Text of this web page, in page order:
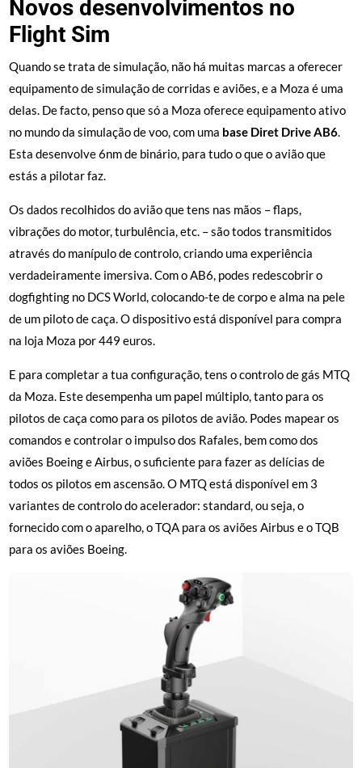
Novos desenvolvimentos no
Flight Sim
Quando se trata de simulação, não há muitas marcas a oferecer
equipamento de simulação de corridas e aviões, e a Moza é uma
delas. De facto, penso que só a Moza oferece equipamento ativo
no mundo da simulação de voo, com uma base Diret Drive AB6.
Esta desenvolve 6nm de binário, para tudo o que o avião que
estás a pilotar faz.
Os dados recolhidos do avião que tens nas mãos – flaps,
vibrações do motor, turbulência, etc. – são todos transmitidos
através do manípulo de controlo, criando uma experiência
verdadeiramente imersiva. Com o AB6, podes redescobrir o
dogfighting no DCS World, colocando-te de corpo e alma na pele
de um piloto de caça. O dispositivo está disponível para compra
na loja Moza por 449 euros.
E para completar a tua configuração, tens o controlo de gás MTQ
da Moza. Este desempenha um papel múltiplo, tanto para os
pilotos de caça como para os pilotos de avião. Podes mapear os
comandos e controlar o impulso dos Rafales, bem como dos
aviões Boeing e Airbus, o suficiente para fazer as delícias de
todos os pilotos em ascensão. O MTQ está disponível em 3
variantes de controlo do acelerador: standard, ou seja, o
fornecido com o aparelho, o TQA para os aviões Airbus e o TQB
para os aviões Boeing.